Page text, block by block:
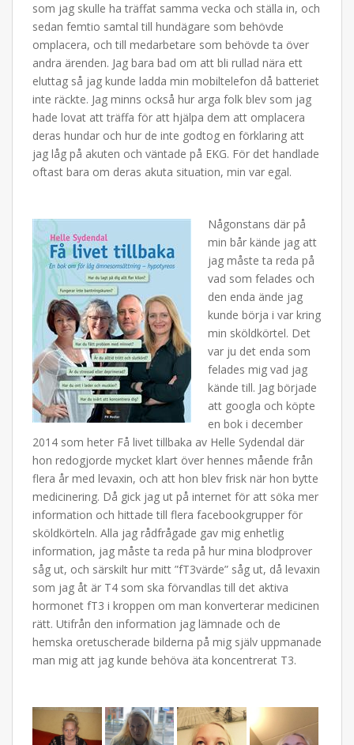
som jag skulle ha träffat samma vecka och ställa in, och
sedan femtio samtal till hundägare som behövde
omplacera, och till medarbetare som behövde ta över
andra ärenden. Jag bara bad om att bli rullad nära ett
eluttag så jag kunde ladda min mobiltelefon då batteriet
inte räckte. Jag minns också hur arga folk blev som jag
hade lovat att träffa för att hjälpa dem att omplacera
deras hundar och hur de inte godtog en förklaring att
jag låg på akuten och väntade på EKG. För det handlade
oftast bara om deras akuta situation, min var egal.
Någonstans där på
min bår kände jag att
jag måste ta reda på
vad som felades och
den enda ände jag
kunde börja i var kring
min sköldkörtel. Det
var ju det enda som
felades mig vad jag
kände till. Jag började
att googla och köpte
en bok i december
2014 som heter Få livet tillbaka av Helle Sydendal där
hon redogjorde mycket klart över hennes mående från
flera år med levaxin, och att hon blev frisk när hon bytte
medicinering. Då gick jag ut på internet för att söka mer
information och hittade till flera facebookgrupper för
sköldkörteln. Alla jag rådfrågade gav mig enhetlig
information, jag måste ta reda på hur mina blodprover
såg ut, och särskilt hur mitt ”fT3värde” såg ut, då levaxin
som jag åt är T4 som ska förvandlas till det aktiva
hormonet fT3 i kroppen om man konverterar medicinen
rätt. Utifrån den information jag lämnade och de
hemska oretuscherade bilderna på mig själv uppmanade
man mig att jag kunde behöva äta koncentrerat T3.